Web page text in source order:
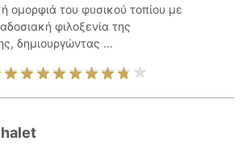
ομορφιά του φυσικού τοπίου με
φιλοξενία της
δημιουργώντας ...